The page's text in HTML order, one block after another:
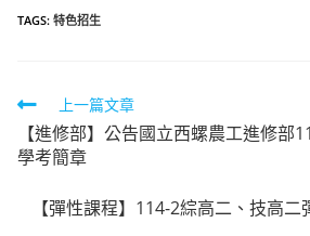
TAGS:特色招生
Read
more
articles
上一篇文章
【進修部】公告國立西螺農工進修部
學考簡章
【彈性課程】114-2綜高二、技高